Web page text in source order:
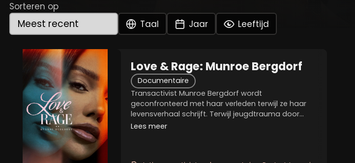
Sorteren op
Taal
Jaar Leeftijd
Love & Rage: Munroe Bergdorf
Documentaire
Transactivist Munroe Bergdorf wordt
geconfronteerd met haar verleden terwijl ze haar
levensverhaal schrijft. Terwijl jeugdtrauma door
maatschappelijke afwijzing haar publieke leven
Lees meer